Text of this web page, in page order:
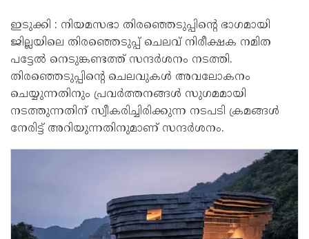
ഇടുക്കി : നിയമസഭാ തിരഞ്ഞെടുപ്പിന്റെ ഭാഗമായി
ജില്ലയിലെ തിരഞ്ഞെടുപ്പ് ചെലവ് നിരീക്ഷക നമിത
പട്ടേൽ നെടുങ്കണ്ടത്ത് സന്ദർശനം നടത്തി.
തിരഞ്ഞെടുപ്പിന്റെ ചെലവുകൾ അവലോകനം
ചെയ്യുന്നതിനും പ്രവർത്തനങ്ങൾ സുഗമമായി
നടത്തുന്നതിന് സ്വീകരിച്ചിരിക്കുന്ന നടപടി ക്രമങ്ങൾ
നേരിട്ട് അറിയുന്നതിനുമാണ് സന്ദർശനം.